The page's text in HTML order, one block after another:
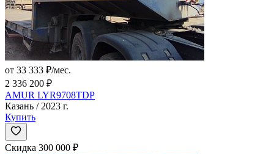
от 33 333 ₽/мес.
2 336 200 ₽
AMUR LYR9708TDP
Казань / 2023 г.
Купить
Скидка 300 000 ₽